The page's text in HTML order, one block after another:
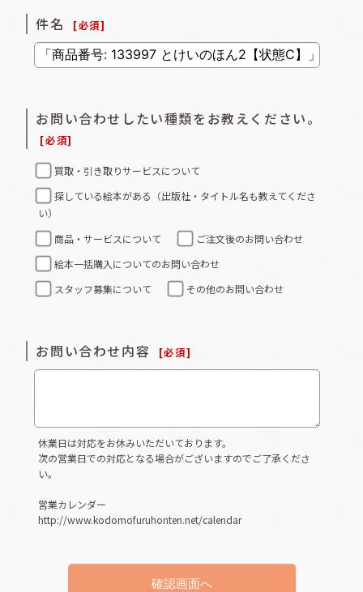
件名 [必須]
お問い合わせしたい種類をお教えください。
[必須]
買取・引き取りサービスについて
探している絵本がある（出版社・タイトル名も教えてくださ
い）
商品・サービスについて
ご注文後のお問い合わせ
絵本一括購入についてのお問い合わせ
スタッフ募集について
その他のお問い合わせ
お問い合わせ内容 [必須]
休業日は対応をお休みいただいております。
次の営業日での対応となる場合がございますのでご了承くださ
い。
営業カレンダー
http://www.kodomofuruhonten.net/calendar
確認画面へ